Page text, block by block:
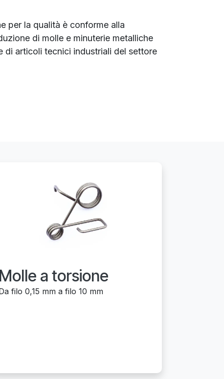
per la qualità è conforme alla
di molle e minuterie metalliche
di articoli tecnici industriali del settore
Molle a torsione
filo 0,15 mm a filo 10 mm